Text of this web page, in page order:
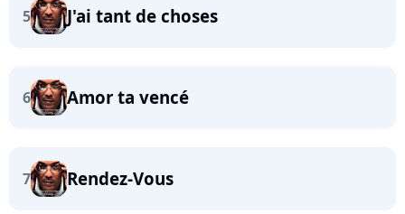
5 J'ai tant de choses
6 Amor ta vencé
7 Rendez-Vous